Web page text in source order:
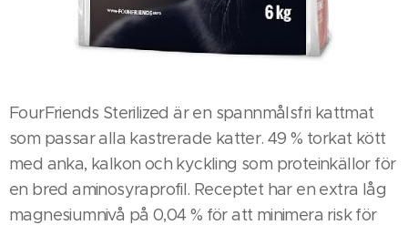
FourFriends Sterilized är en spannmålsfri kattmat
som passar alla kastrerade katter. 49 % torkat kött
med anka, kalkon och kyckling som proteinkällor för
en bred aminosyraprofil. Receptet har en extra låg
magnesiumnivå på 0,04 % för att minimera risk för